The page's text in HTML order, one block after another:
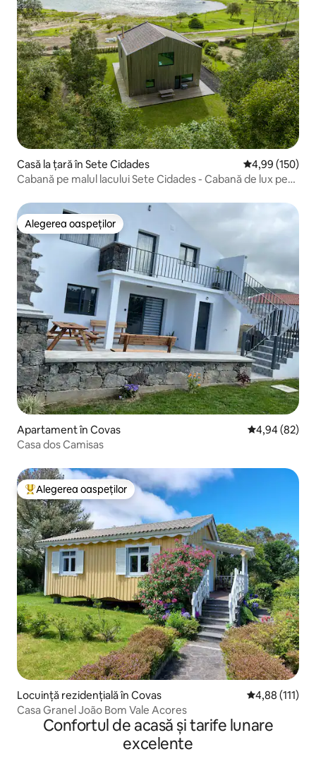
Casă la țară în Sete Cidades Scor mediu de
4,99 (150)
Cabană pe malul lacului Sete Cidades - Cabană de lux pe
Alegerea oaspeților
Alegerea oaspeților
Apartament în Covas Scor mediu
4,94 (82)
Casa dos Camisas
Locuință din topul categoriei Alegerea oaspeților
Alegerea oaspeților
Locuință rezidențială în Covas Scor mediu
4,88 (111)
Casa Granel João Bom Vale Acores
Confortul de acasă și tarife lunare
excelente